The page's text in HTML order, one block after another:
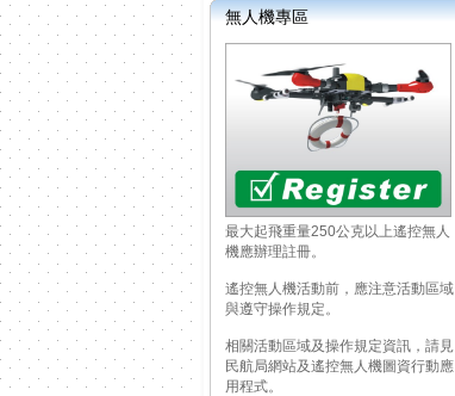
無人機專區
最大起飛重量250公克以上遙控無人
機應辦理註冊。
遙控無人機活動前，應注意活動區域
與遵守操作規定。
相關活動區域及操作規定資訊，請見
民航局網站及遙控無人機圖資行動應
用程式。